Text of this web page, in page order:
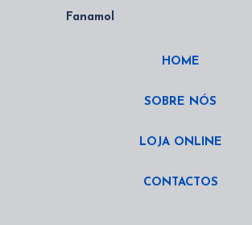
HOME
SOBRE NÓS
LOJA ONLINE
CONTACTOS